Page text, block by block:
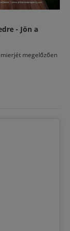
- Jön a
megelőzően